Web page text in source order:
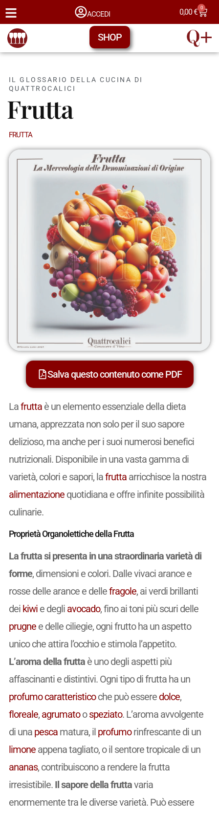
ACCEDI 0,00€ 0
SHOP
IL GLOSSARIO DELLA CUCINA DI
QUATTROCALICI
Frutta
FRUTTA
Salva questo contenuto come PDF
Lafruttaè un elemento essenziale della dieta
umana, apprezzata non solo per il suo sapore
delizioso, ma anche per i suoi numerosi benefici
nutrizionali. Disponibile in una vasta gamma di
varietà, colori e sapori, lafruttaarricchisce la nostra
alimentazionequotidiana e offre infinite possibilità
culinarie.
Proprietà Organolettiche della Frutta
La frutta si presenta in una straordinaria varietà di
forme, dimensioni e colori. Dalle vivaci arance e
rosse delle arance e dellefragole, ai verdi brillanti
dei kiwie degli avocado, fino ai toni più scuri delle
prugnee delle ciliegie, ogni frutto ha un aspetto
unico che attira l’occhio e stimola l’appetito.
L’aroma della fruttaè uno degli aspetti più
affascinanti e distintivi. Ogni tipo di frutta ha un
profumo caratteristicoche può essere dolce,
floreale, agrumatoospeziato. L’aroma avvolgente
di una pescamatura, il profumorinfrescante di un
limoneappena tagliato, o il sentore tropicale di un
ananas, contribuiscono a rendere la frutta
irresistibile. Il sapore della fruttavaria
enormemente tra le diverse varietà. Può essere